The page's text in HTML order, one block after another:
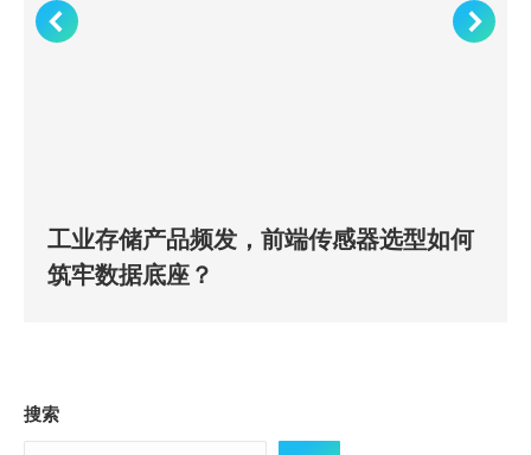
工业存储产品频发，前端传感器选型如何
筑牢数据底座？
搜索